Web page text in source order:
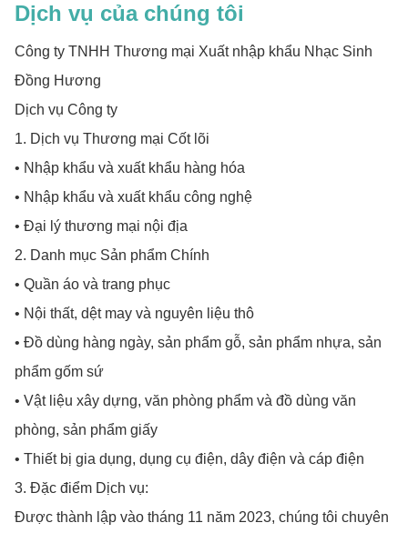
Dịch vụ của chúng tôi
Công ty TNHH Thương mại Xuất nhập khẩu Nhạc Sinh
Đồng Hương
Dịch vụ Công ty
1. Dịch vụ Thương mại Cốt lõi
• Nhập khẩu và xuất khẩu hàng hóa
• Nhập khẩu và xuất khẩu công nghệ
• Đại lý thương mại nội địa
2. Danh mục Sản phẩm Chính
• Quần áo và trang phục
• Nội thất, dệt may và nguyên liệu thô
• Đồ dùng hàng ngày, sản phẩm gỗ, sản phẩm nhựa, sản
phẩm gốm sứ
• Vật liệu xây dựng, văn phòng phẩm và đồ dùng văn
phòng, sản phẩm giấy
• Thiết bị gia dụng, dụng cụ điện, dây điện và cáp điện
3. Đặc điểm Dịch vụ:
Được thành lập vào tháng 11 năm 2023, chúng tôi chuyên